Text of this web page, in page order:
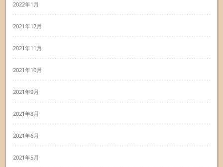
2022年1月
2021年12月
2021年11月
2021年10月
2021年9月
2021年8月
2021年6月
2021年5月